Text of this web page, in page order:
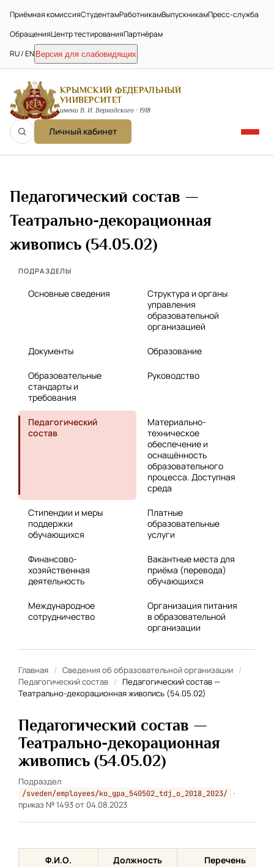
Приёмная комиссияСтудентамРаботникамВыпускникамПресс-служба
ОбращенияЦентр тестированияПартнёрам
RU / EN Версия для слабовидящих
КРЫМСКИЙ ФЕДЕРАЛЬНЫЙ
УНИВЕРСИТЕТ
имени В. И. Вернадского · 1918
Личный кабинет
Педагогический состав —
Театрально-декорационная
живопись (54.05.02)
ПОДРАЗДЕЛЫ
Основные сведения
Структура и органы
управления
образовательной
организацией
Документы Образование
Образовательные
стандарты и
требования
Руководство
Педагогический
состав
Материально-
техническое
обеспечение и
оснащённость
образовательного
процесса. Доступная
среда
Стипендии и меры
поддержки
обучающихся
Платные
образовательные
услуги
Финансово-
хозяйственная
деятельность
Вакантные места для
приёма (перевода)
обучающихся
Международное
сотрудничество
Организация питания
в образовательной
организации
Главная / Сведения об образовательной организации /
Педагогический состав / Педагогический состав —
Театрально-декорационная живопись (54.05.02)
Педагогический состав —
Театрально-декорационная
живопись (54.05.02)
Подраздел
/sveden/employees/ko_gpa_540502_tdj_o_2018_2023/
·
приказ № 1493 от 04.08.2023
Ф.И.О.
Должность
Перечень